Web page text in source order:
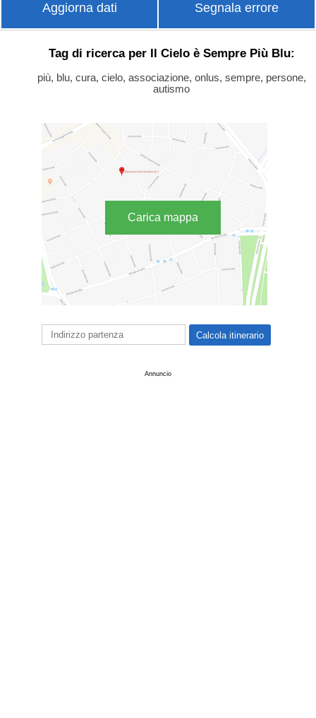
Aggiorna dati Segnala errore
Tag di ricerca per Il Cielo è Sempre Più Blu:
più, blu, cura, cielo, associazione, onlus, sempre, persone,
autismo
Carica mappa
Annuncio